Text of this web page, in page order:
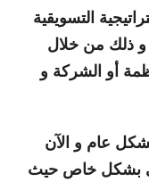
التسويقية
و ذلك من خلال
أو الشركة و
عام و الآن
بشكل خاص حيث